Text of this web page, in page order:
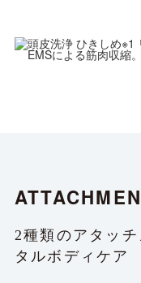
2種類のアタッ
タルボディケア